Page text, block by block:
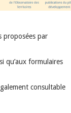
proposées par
qu’aux formulaires
consultable